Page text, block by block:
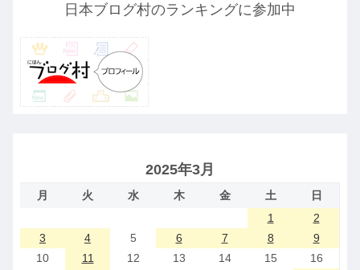
日本ブログ村のランキングに参加中
2025年3月
月 火 水 木 金 土
日
1
2
3
4 5 6 7 8
9
10
11 12 13 14 15
16